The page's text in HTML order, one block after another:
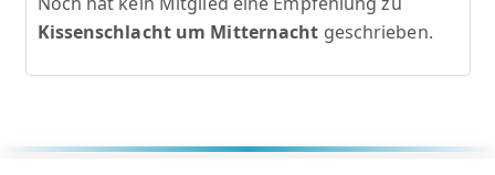
Kissenschlacht um Mitternacht geschrieben.